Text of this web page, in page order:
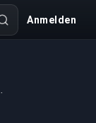
Anmelden